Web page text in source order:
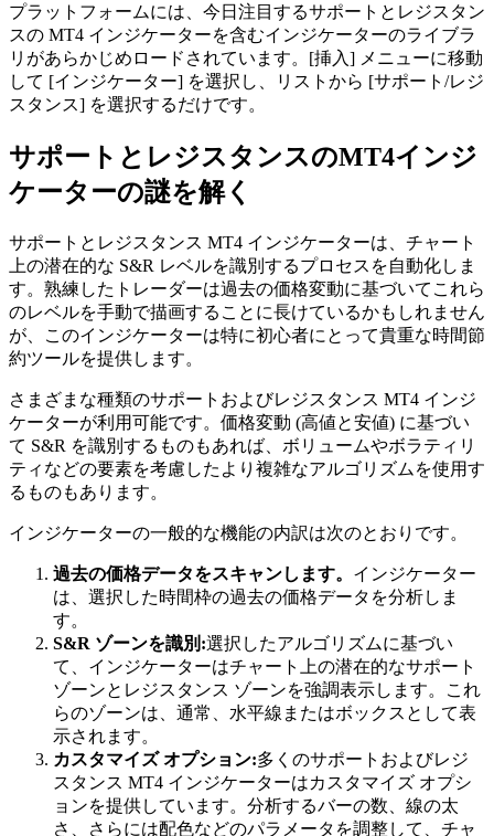
プラットフォームには、今日注目するサポートとレジスタン
スの MT4 インジケーターを含むインジケーターのライブラ
リがあらかじめロードされています。[挿入] メニューに移動
して [インジケーター] を選択し、リストから [サポート/レジ
スタンス] を選択するだけです。
サポートとレジスタンスのMT4インジ
ケーターの謎を解く
サポートとレジスタンス MT4 インジケーターは、チャート
上の潜在的な S&R レベルを識別するプロセスを自動化しま
す。熟練したトレーダーは過去の価格変動に基づいてこれら
のレベルを手動で描画することに長けているかもしれません
が、このインジケーターは特に初心者にとって貴重な時間節
約ツールを提供します。
さまざまな種類のサポートおよびレジスタンス MT4 インジ
ケーターが利用可能です。価格変動 (高値と安値) に基づい
て S&R を識別するものもあれば、ボリュームやボラティリ
ティなどの要素を考慮したより複雑なアルゴリズムを使用す
るものもあります。
インジケーターの一般的な機能の内訳は次のとおりです。
過去の価格データをスキャンします。 インジケーター
は、選択した時間枠の過去の価格データを分析しま
す。
S&R ゾーンを識別:選択したアルゴリズムに基づい
て、インジケーターはチャート上の潜在的なサポート
ゾーンとレジスタンス ゾーンを強調表示します。これ
らのゾーンは、通常、水平線またはボックスとして表
示されます。
カスタマイズ オプション:多くのサポートおよびレジ
スタンス MT4 インジケーターはカスタマイズ オプシ
ョンを提供しています。分析するバーの数、線の太
さ、さらには配色などのパラメータを調整して、チャ